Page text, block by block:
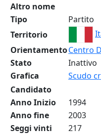
Altro nome
Tipo
Partito
Territorio
OrientamentoCentro
Stato
Inattivo
Grafica
Scudo
Candidato
Anno Inizio
1994
Anno fine
2003
Seggi vinti
217